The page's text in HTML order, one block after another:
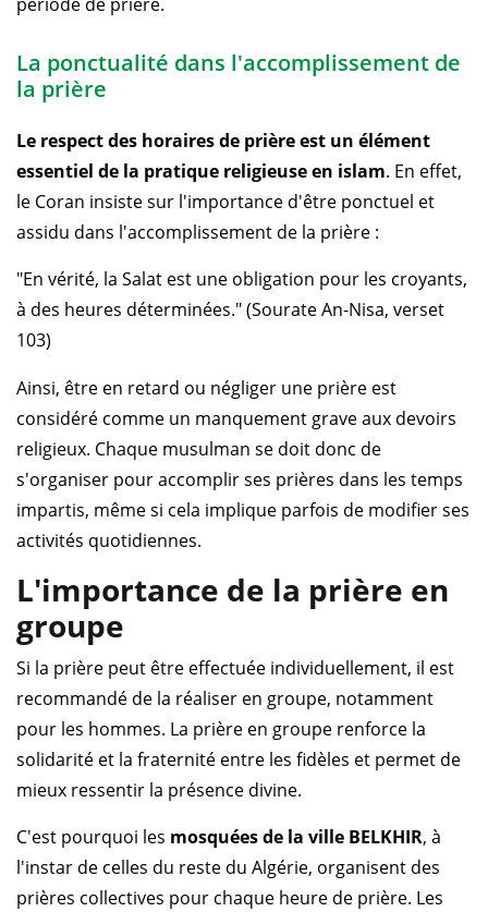
La ponctualité dans l'accomplissement de
la prière
Le respect des horaires de prière est un élément
essentiel de la pratique religieuse en islam. En effet,
le Coran insiste sur l'importance d'être ponctuel et
assidu dans l'accomplissement de la prière :
"En vérité, la Salat est une obligation pour les croyants,
à des heures déterminées." (Sourate An-Nisa, verset
103)
Ainsi, être en retard ou négliger une prière est
considéré comme un manquement grave aux devoirs
religieux. Chaque musulman se doit donc de
s'organiser pour accomplir ses prières dans les temps
impartis, même si cela implique parfois de modifier ses
activités quotidiennes.
L'importance de la prière en
groupe
Si la prière peut être effectuée individuellement, il est
recommandé de la réaliser en groupe, notamment
pour les hommes. La prière en groupe renforce la
solidarité et la fraternité entre les fidèles et permet de
mieux ressentir la présence divine.
C'est pourquoi les mosquées de la ville BELKHIR, à
l'instar de celles du reste du Algérie, organisent des
prières collectives pour chaque heure de prière. Les